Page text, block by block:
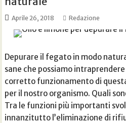
Aprile 26, 2018 Redazione
Depurare il fegato in modo
sane che possiamo
corretto funzionamento di
per il nostro organismo. Quali
Tra le funzioni più importanti
innanzitutto l’eliminazione di